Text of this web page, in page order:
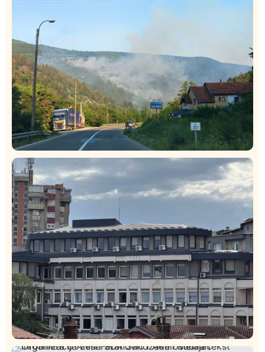
Društvo Istaknuto 272
Požar od Magliča do Ušća, brda u plamenu –
vatrogasci na terenu